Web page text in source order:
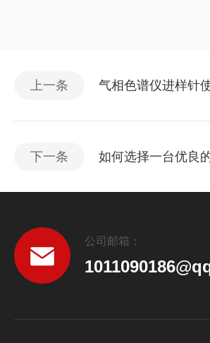
上一条 气相色谱仪进样针
下一条 如何选择一台优良
公司邮箱：